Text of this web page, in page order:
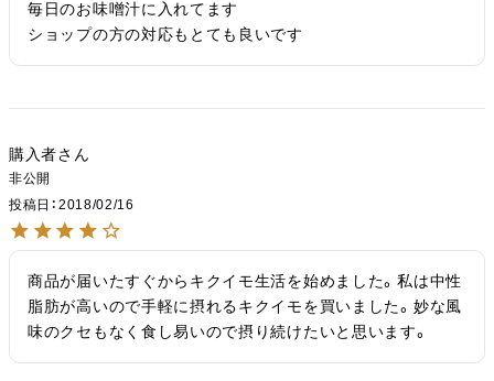
毎日のお味噌汁に入れてます
ショップの方の対応もとても良いです
購入者
非公開
投稿日
2018/02/16
商品が届いたすぐからキクイモ生活を始めました。私は中性
脂肪が高いので手軽に摂れるキクイモを買いました。妙な風
味のクセもなく食し易いので摂り続けたいと思います。